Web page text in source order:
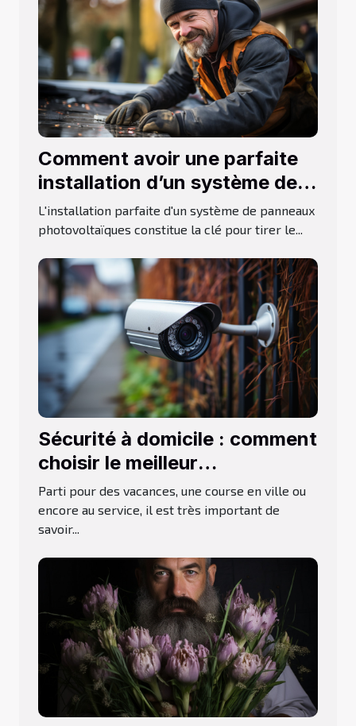
Comment avoir une parfaite
installation d’un système de
panneaux solaires ?
L'installation parfaite d'un système de panneaux
photovoltaïques constitue la clé pour tirer le...
Sécurité à domicile : comment
choisir le meilleur
prestataire ?
Parti pour des vacances, une course en ville ou
encore au service, il est très important de
savoir...